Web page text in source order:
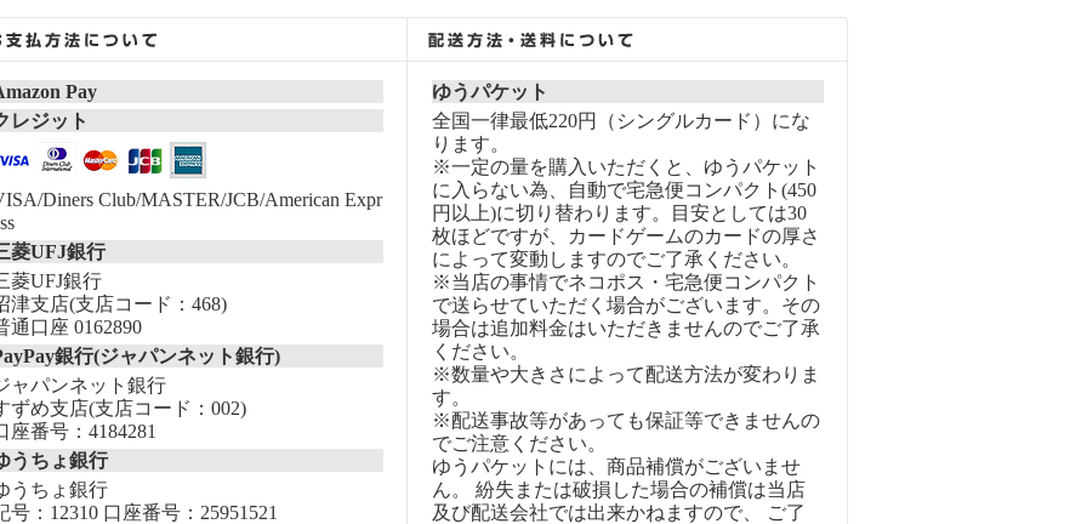
Pay
レジット
Diners Club/MASTER/JCB/American Expr
菱UFJ銀行
菱UFJ銀行
津支店(支店コード：468)
通口座 0162890
銀行(ジャパンネット銀行)
ャパンネット銀行
ずめ支店(支店コード：002)
座番号：4184281
うちょ銀行
うちょ銀行
号：12310 口座番号：25951521
ゆうパケット
全国一律最低220円（シングルカード）にな
ります。
※一定の量を購入いただくと、ゆうパケット
に入らない為、自動で宅急便コンパクト(450
円以上)に切り替わります。目安としては30
枚ほどですが、カードゲームのカードの厚さ
によって変動しますのでご了承ください。
※当店の事情でネコポス・宅急便コンパクト
で送らせていただく場合がございます。その
場合は追加料金はいただきませんのでご了承
ください。
※数量や大きさによって配送方法が変わりま
す。
※配送事故等があっても保証等できませんの
でご注意ください。
ゆうパケットには、商品補償がございませ
ん。 紛失または破損した場合の補償は当店
及び配送会社では出来かねますので、 ご了